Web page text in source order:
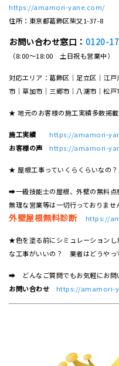
https://amamori-yane.com/
住所：東京都葛飾区柴又1-37-8
お問い合わせ窓口： 0120-
（8:00～18:00 土日祝も営業中）
対応エリア：葛飾区｜足立区｜江
市｜草加市｜三郷市｜八潮市｜松
★ 地元のお客様の施工実績多数掲載
施工実績
https://amamori-
お客様の声
https://amamori-
★ 屋根工事っていくらくらいなの
➡一級技能士の屋根、外壁の無料点
無理な営業等は一切行っておりませ
外壁屋根無料診断 https://
★色を塗る前にシミュレーション
な工事がいいの？ 業者はどうやっ
➡ どんなご質問でもお気軽にお問
お問い合わせ
https://amamori-